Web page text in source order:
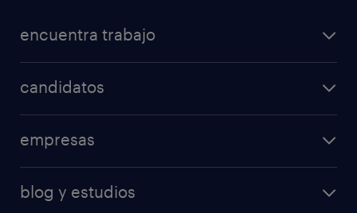
encuentra trabajo
candidatos
empresas
blog y estudios